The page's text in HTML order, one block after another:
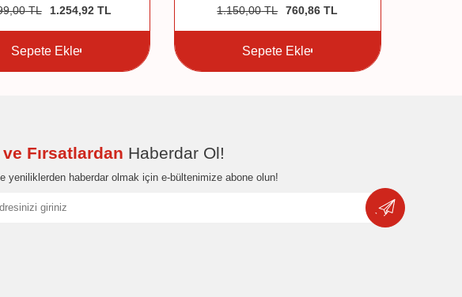
TL 1.254,92TL
Sepete Ekle
1.150,00TL 760,86 TL
Sepete Ekle
Fırsatlardan Haberdar Ol!
yeniliklerden haberdar olmak için e-bültenimize abone olun!